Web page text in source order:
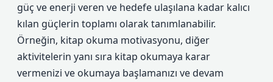
güç ve enerji veren ve hedefe ulaşılana kadar kalıcı
kılan güçlerin toplamı olarak tanımlanabilir.
Örneğin, kitap okuma motivasyonu, diğer
aktivitelerin yanı sıra kitap okumaya karar
vermenizi ve okumaya başlamanızı ve devam